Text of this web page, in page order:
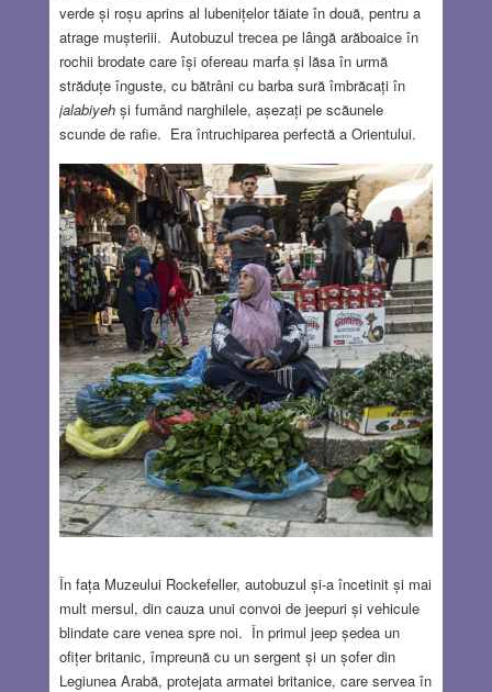
verde și roșu aprins al lubenițelor tăiate în două, pentru a
atrage mușteriii. Autobuzul trecea pe lângă arăboaice în
rochii brodate care își ofereau marfa și lăsa în urmă
străduțe înguste, cu bătrâni cu barba sură îmbrăcați în
jalabiyeh și fumând narghilele, așezați pe scăunele
scunde de rafie. Era întruchiparea perfectă a Orientului.
În fața Muzeului Rockefeller, autobuzul și-a încetinit și mai
mult mersul, din cauza unui convoi de jeepuri și vehicule
blindate care venea spre noi. În primul jeep ședea un
ofițer britanic, împreună cu un sergent și un șofer din
Legiunea Arabă, protejata armatei britanice, care servea în